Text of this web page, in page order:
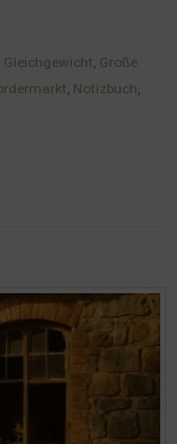
Gleichgewicht, Große
, Notizbuch,